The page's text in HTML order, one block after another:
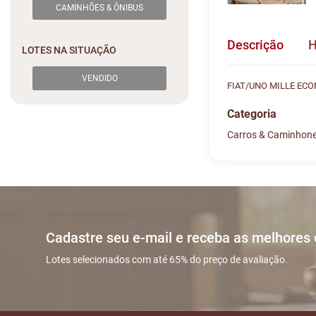
CAMINHÕES & ÔNIBUS
LOTES NA SITUAÇÃO
VENDIDO
Descrição
FIAT/UNO MILLE
Categoria
Carros &
# DATA/
2 18/06
19/06
Sua dúvida
Nome
Cadastre seu e-mail e receba as
Lotes selecionados com até 65% do preço de avaliação.